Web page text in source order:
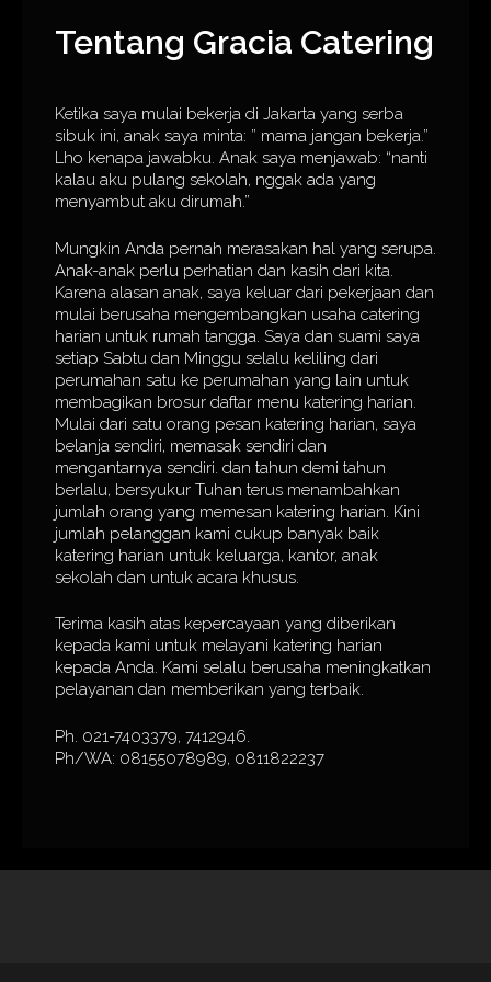
Tentang Gracia Catering
Ketika saya mulai bekerja di Jakarta yang serba
sibuk ini, anak saya minta: ” mama jangan bekerja.”
Lho kenapa jawabku. Anak saya menjawab: “nanti
kalau aku pulang sekolah, nggak ada yang
menyambut aku dirumah.”
Mungkin Anda pernah merasakan hal yang serupa.
Anak-anak perlu perhatian dan kasih dari kita.
Karena alasan anak, saya keluar dari pekerjaan dan
mulai berusaha mengembangkan usaha catering
harian untuk rumah tangga. Saya dan suami saya
setiap Sabtu dan Minggu selalu keliling dari
perumahan satu ke perumahan yang lain untuk
membagikan brosur daftar menu katering harian.
Mulai dari satu orang pesan katering harian, saya
belanja sendiri, memasak sendiri dan
mengantarnya sendiri. dan tahun demi tahun
berlalu, bersyukur Tuhan terus menambahkan
jumlah orang yang memesan katering harian. Kini
jumlah pelanggan kami cukup banyak baik
katering harian untuk keluarga, kantor, anak
sekolah dan untuk acara khusus.
Terima kasih atas kepercayaan yang diberikan
kepada kami untuk melayani katering harian
kepada Anda. Kami selalu berusaha meningkatkan
pelayanan dan memberikan yang terbaik.
Ph. 021-7403379, 7412946.
Ph/WA: 08155078989, 0811822237